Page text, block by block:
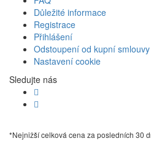
Důležité informace
Registrace
Přihlášení
Odstoupení od kupní smlouvy
Nastavení cookie
Sledujte nás
*Nejnižší celková cena za posledních 30